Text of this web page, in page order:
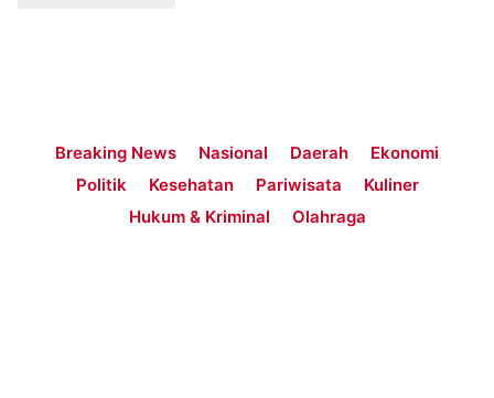
Breaking News Nasional Daerah
Ekonomi
Politik
Kesehatan Pariwisata
Kuliner
Hukum & Kriminal
Olahraga